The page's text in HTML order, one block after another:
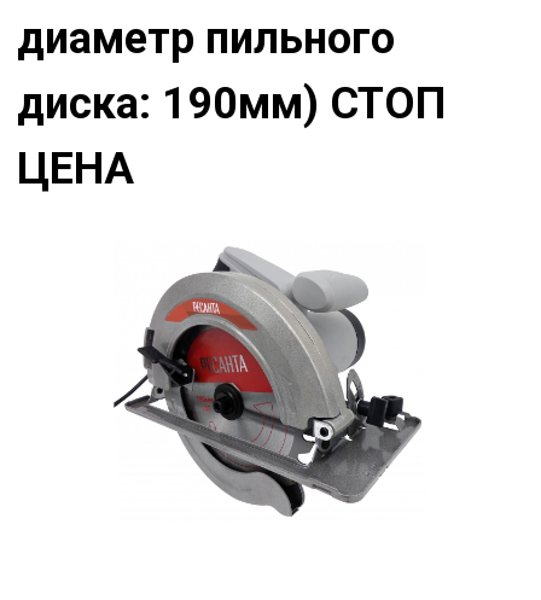
диаметр пильного
диска: 190мм) СТОП
ЦЕНА